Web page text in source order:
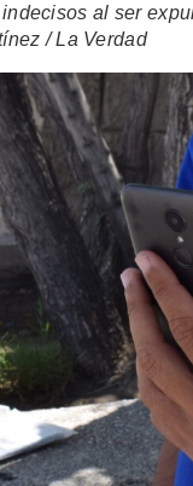
al ser
/ La Verdad